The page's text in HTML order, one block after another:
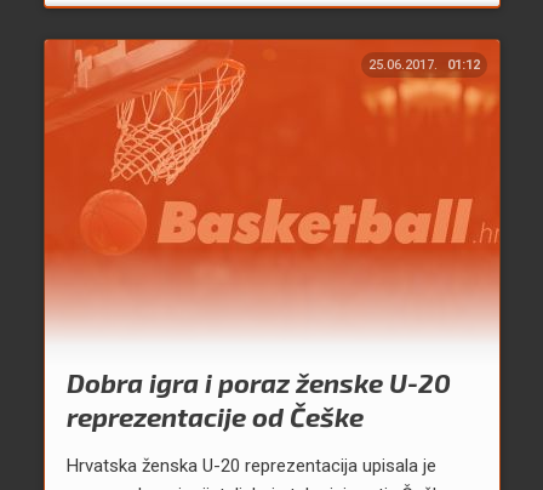
25.06.2017. 01:12
Dobra igra i poraz ženske U-20
reprezentacije od Češke
Hrvatska ženska U-20 reprezentacija upisala je